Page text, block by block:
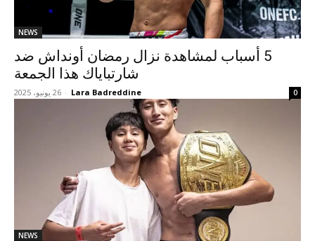
NEWS
5 أسباب لمشاهدة نزال رمضان أونداش ضد
شارتباياك هذا الجمعة
Lara Badreddine
- 26 يونيو، 2025 0
NEWS